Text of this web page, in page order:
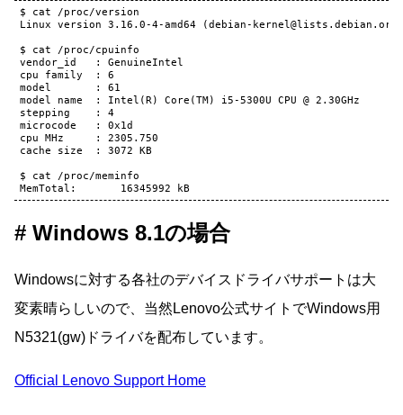
$ cat /proc/version
Linux version 3.16.0-4-amd64 (debian-
$ cat /proc/cpuinfo
vendor_id   : GenuineIntel
cpu family  : 6
model       : 61
model name  : Intel(R) Core(TM) i5-5300U CPU @ 2.30GHz
stepping    : 4
microcode   : 0x1d
cpu MHz     : 2305.750
cache size  : 3072 KB
$ cat /proc/meminfo
Windows 8.1の場合
Windowsに対する各社のデバイスドライバサポートは大
変素晴らしいので、当然Lenovo公式サイトでWindows用
N5321(gw)ドライバを配布しています。
Official Lenovo Support Home